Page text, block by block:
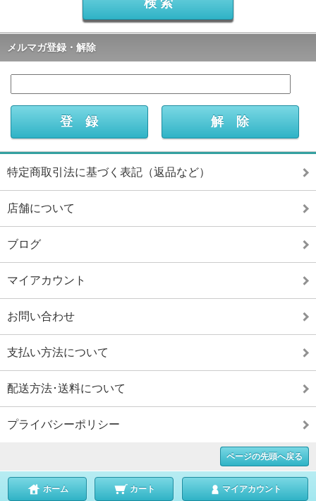
メルマガ登録・解除
特定商取引法に基づく表記（返品など）
店舗について
ブログ
マイアカウント
お問い合わせ
支払い方法について
配送方法･送料について
プライバシーポリシー
ページの先頭へ戻る
ホーム カート マイアカウント